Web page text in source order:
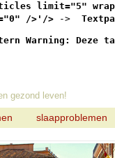
limit="5"
/>'/> ->
Warning: Deze
gezond leven!
slaapproblemen